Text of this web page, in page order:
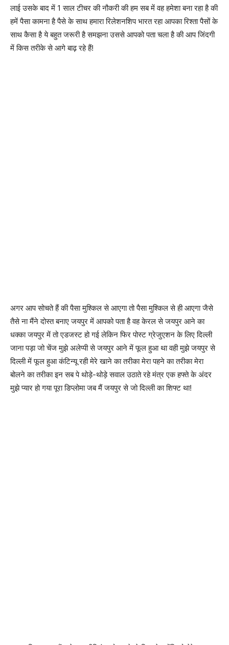
लाई उसके बाद में 1 साल टीचर की नौकरी की हम सब में वह हमेशा बना रहा है की
हमें पैसा कामना है पैसे के साथ हमारा रिलेशनशिप भारत रहा आपका रिश्ता पैसों के
साथ कैसा है ये बहुत जरूरी है समझना उससे आपको पता चला है की आप जिंदगी
में किस तरीके से आगे बाढ़ रहे हैं!
अगर आप सोचते हैं की पैसा मुश्किल से आएगा तो पैसा मुश्किल से ही आएगा जैसे
तैसे ना मैंने दोस्त बनाए जयपुर में आपको पता है वह केरल से जयपुर आने का
धक्का जयपुर में तो एडजस्ट हो गई लेकिन फिर पोस्ट ग्रेजुएशन के लिए दिल्ली
जाना पड़ा जो चेंज मुझे अलेप्पी से जयपुर आने में फूल हुआ था वही मुझे जयपुर से
दिल्ली में फूल हुआ कंटिन्यू रही मेरे खाने का तरीका मेरा पहने का तरीका मेरा
बोलने का तरीका इन सब पे थोड़े-थोड़े सवाल उठाते रहे मंत्र एक हफ्ते के अंदर
मुझे प्यार हो गया पूरा डिप्लोमा जब मैं जयपुर से जो दिल्ली का शिफ्ट था!